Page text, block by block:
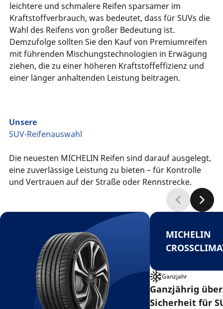
leichtere und schmalere Reifen sparsamer im
Kraftstoffverbrauch, was bedeutet, dass für SUVs die
Wahl des Reifens von großer Bedeutung ist.
Demzufolge sollten Sie den Kauf von Premiumreifen
mit führenden Mischungstechnologien in Erwägung
ziehen, die zu einer höheren Kraftstoffeffizienz und
einer länger anhaltenden Leistung beitragen.
Unsere
SUV-Reifenauswahl
Die neuesten MICHELIN Reifen sind darauf ausgelegt,
eine zuverlässige Leistung zu bieten – für Kontrolle
und Vertrauen auf der Straße oder Rennstrecke.
MICHELIN
Ganzjahr
Ganzjährig
Sicherheit für